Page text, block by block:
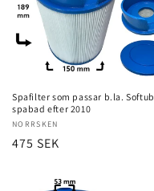
Spafilter som passar b.la. Softub
spabad efter 2010
Säljare:
NORRSKEN
Ordinarie
475 SEK